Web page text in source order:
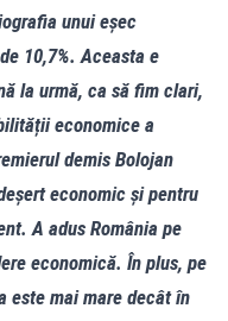
unui eșec
10,7%. Aceasta e
la urmă, ca să fim clari,
economice a
demis Bolojan
economic și pentru
A adus România pe
economică. În plus, pe
este mai mare decât în